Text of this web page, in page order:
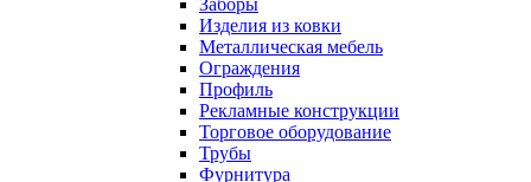
Изделия из ковки
Металлическая мебель
Ограждения
Профиль
Рекламные конструкции
Торговое оборудование
Трубы
Фурнитура